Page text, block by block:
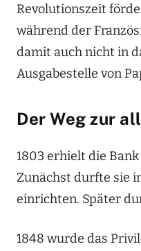
Revolutionszeit
während der
damit auch nicht in
Ausgabestelle von
Der Weg zur
1803 erhielt die
Zunächst durfte sie
einrichten. Später
1848 wurde das